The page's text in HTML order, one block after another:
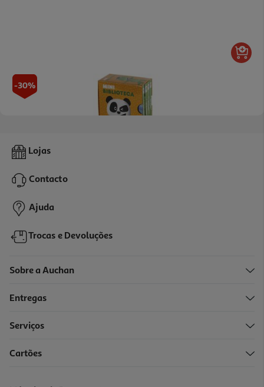
-30%
Canal Panda Mini Biblioteca
8,90 € PVP de editor
6,23 €
-10%
Lojas
Contacto
Ajuda
Trocas e Devoluções
Sobre a Auchan
Entregas
Serviços
Cartões